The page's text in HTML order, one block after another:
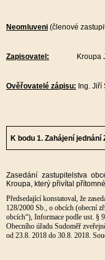
Neomluveni (členové
Zapisovatel: Kroupa
Ověřovatelé zápisu: Ing.
K bodu 1. Zahájení jednání
Zasedání zastupitelstva
Kroupa, který přivítal
Předsedající konstatoval, že
128/2000 Sb., o obcích (obecní
obcích“), Informace podle ust. §
Obecního úřadu Sudoměř
od 23.8. 2018 do 30.8. 2018.